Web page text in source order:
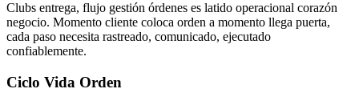
Clubs entrega, flujo gestión órdenes es latido operacional corazón
negocio. Momento cliente coloca orden a momento llega puerta,
cada paso necesita rastreado, comunicado, ejecutado
confiablemente.
Ciclo Vida Orden